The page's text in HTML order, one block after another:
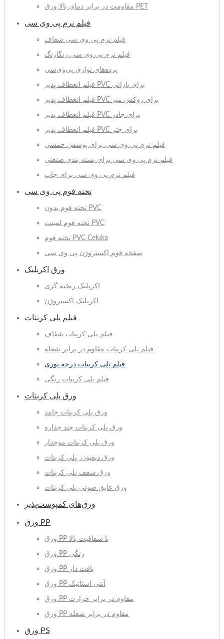
مقاومت در برابر دمای بالا ورق PET
فیلم نرم پی وی سی
فیلم نرم پی وی سی شفاف
فیلم نرم پی وی سی رنگارنگ
پرده‌های نواری پی‌وی‌سی
فیلم انعطاف پذیر PVC برای بارانی
فیلم انعطاف پذیر PVC برای روکش میز
فیلم انعطاف پذیر PVC برای چادر
فیلم انعطاف پذیر PVC برای چتر
فیلم نرم پی وی سی برای پوشش خمشی
فیلم نرم پی وی سی برای بسته بندی صنعتی
فیلم نرم پی وی سی برای چاپ
تخته فوم پی وی سی
تخته فوم بدون PVC
تخته فوم لمینت PVC
تخته فوم PVC Celuka
صفحه فوم اکستروژن پی وی سی
ورق اکریلیک
اکریلیک ریخته گری
اکریلیک اکستروژن
فیلم پلی کربنات
فیلم پلی کربنات شفاف
فیلم پلی کربنات مقاوم در برابر شعله
فیلم پلی کربنات درجه نوری
فیلم پلی کربنات رنگی
ورق پلی کربنات
ورق پلی کربنات جامد
ورق پلی کربنات چند جداره
ورق پلی کربنات موجدار
ورق دیفیوزر پلی کربنات
ورق سقف پلی کربنات
ورق عایق صوتی پلی کربنات
ورق‌های کمپوست‌پذیر
ورق PP
ورق PP با شفافیت بالا
ورق PP رنگی
ورق PP بافت دار
ورق PP آنتی استاتیک
ورق PP مقاوم در برابر حرارت
ورق PP مقاوم در برابر شعله
ورق PS